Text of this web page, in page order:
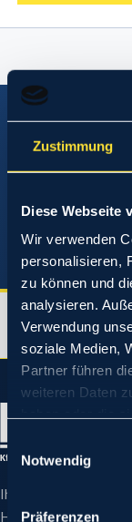
Zustimmung
Diese Webseite
Wir verwenden
personalisieren,
zu können und
analysieren.
Verwendung
soziale Medien,
Partner führen
weiteren Daten
Einwilligungsauswahl
Notwendig
Präferenzen
Jetzt
Transporter-
neutral und
TERMIN
Ihre erste Adresse